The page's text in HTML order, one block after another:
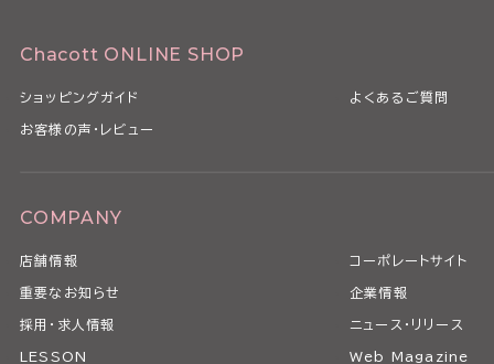
Chacott ONLINE SHOP
ショッピングガイド よくあるご質問
お客様の声・レビュー
COMPANY
店舗情報 コーポレートサイト
重要なお知らせ 企業情報
採用・求人情報 ニュース・リリース
LESSON Web Magazine